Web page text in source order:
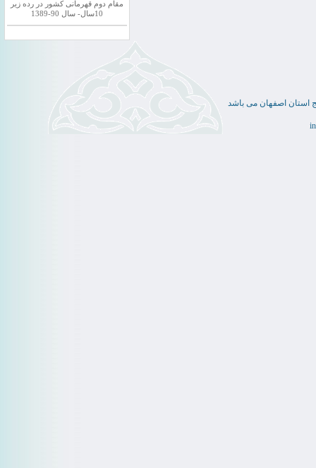
مقام دوم قهرمانی کشور در رده زیر
10سال- سال 90-1389
استان اصفهان می باشد